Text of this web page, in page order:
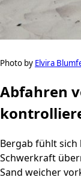
Photo by Elvira
Abfahren
Bergab fühlt
Schwerkraft
Sand weicher